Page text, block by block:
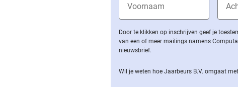
Door te klikken op inschrijven geef je
van een of meer mailings namens
nieuwsbrief.
Wil je weten hoe Jaarbeurs B.V. omgaat